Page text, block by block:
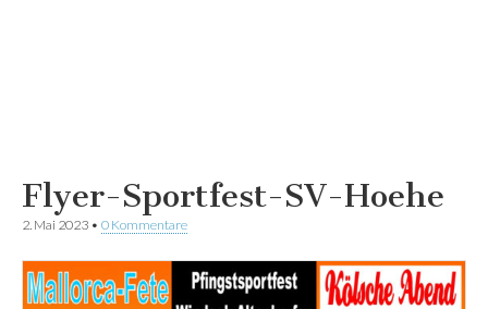
Flyer-Sportfest-SV-Hoehe
2. Mai 2023 • 0 Kommentare